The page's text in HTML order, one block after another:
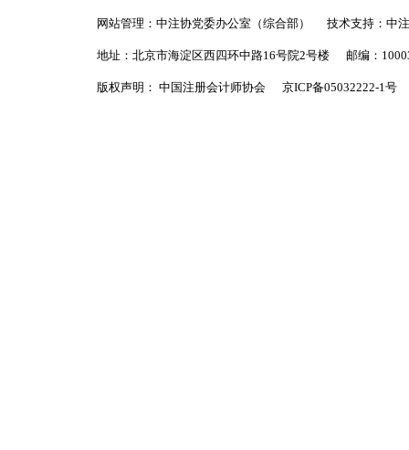
网站管理：中注协党委办公室（综合部） 技术支持：中
地址：北京市海淀区西四环中路16号院2号楼 邮编：
版权声明： 中国注册会计师协会 京ICP备05032222-1号